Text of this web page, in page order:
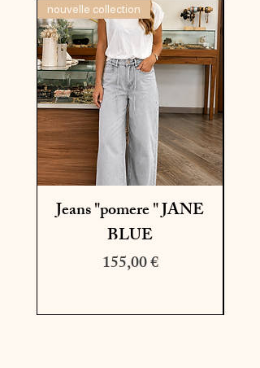
nouvelle collection
Jeans "pomere " JANE
BLUE
Prix
155,00 €